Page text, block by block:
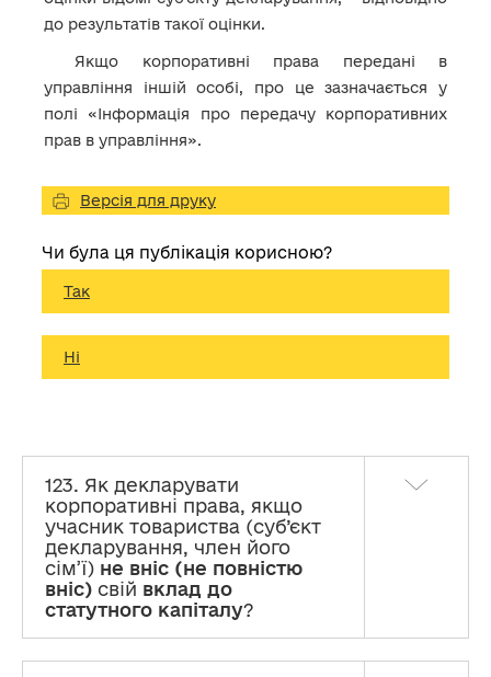
до результатів такої оцінки.
Якщо корпоративні права передані в
управління іншій особі, про це зазначається у
полі «Інформація про передачу корпоративних
прав в управління».
Версія для друку
Чи була ця публікація корисною?
Так
Ні
123. Як декларувати
корпоративні права, якщо
учасник товариства (суб’єкт
декларування, член його
сім’ї) не вніс (не повністю
вніс) свій вклад до
статутного капіталу?